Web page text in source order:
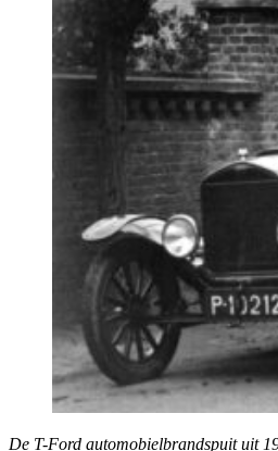
De T-Ford automobielbrandspuit uit